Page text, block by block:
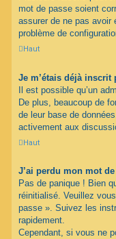
mot de passe soient
assurer de ne pas avoir
problème de
Haut
Je m’étais déjà inscrit
Il est possible qu’un
De plus, beaucoup de
de leur base de
activement aux
Haut
J’ai perdu mon mot
Pas de panique ! Bien
réinitialisé. Veuillez
passe ». Suivez les
rapidement.
Cependant, si vous ne